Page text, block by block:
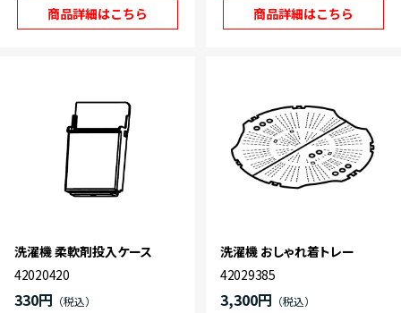
商品詳細はこちら 商品詳細はこちら
洗濯機 柔軟剤投入ケース
42020420
330円
洗濯機 おしゃれ着トレー
42029385
3,300円